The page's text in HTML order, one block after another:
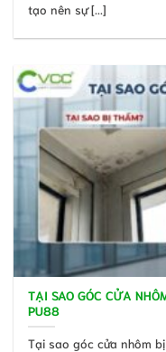
tạo nên sự [...]
TẠI SAO GÓC CỬA
PU88
Tại sao góc cửa nhôm